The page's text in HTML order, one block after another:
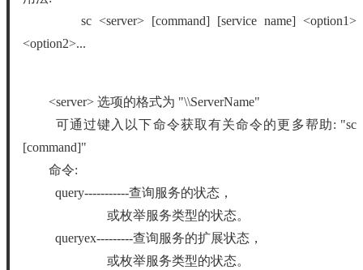
sc <server> [command] [service name] <option1>
<option2>...
<server> 选项的格式为 "\\ServerName"
可通过键入以下命令获取有关命令的更多帮助: "sc
[command]"
命令:
query-----------查询服务的状态，
或枚举服务类型的状态。
queryex---------查询服务的扩展状态，
或枚举服务类型的状态。